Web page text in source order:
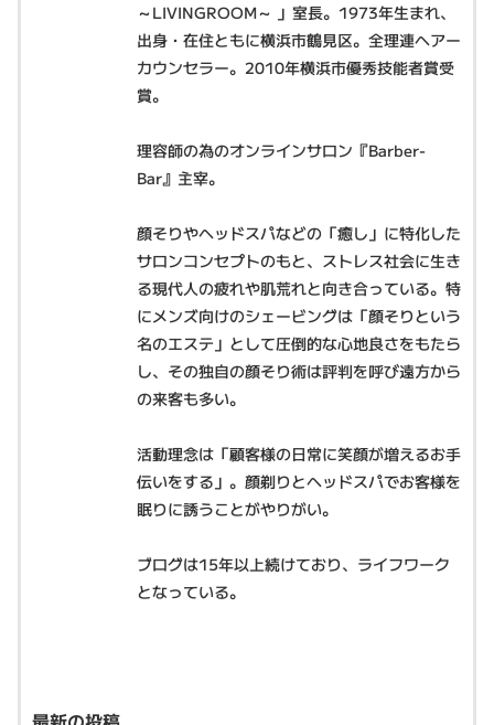
～LIVINGROOM～ 」室長。1973年生まれ、
出身・在住ともに横浜市鶴見区。全理連ヘアー
カウンセラー。2010年横浜市優秀技能者賞受
賞。
理容師の為のオンラインサロン『Barber-
Bar』主宰。
顔そりやヘッドスパなどの「癒し」に特化した
サロンコンセプトのもと、ストレス社会に生き
る現代人の疲れや肌荒れと向き合っている。特
にメンズ向けのシェービングは「顔そりという
名のエステ」として圧倒的な心地良さをもたら
し、その独自の顔そり術は評判を呼び遠方から
の来客も多い。
活動理念は「顧客様の日常に笑顔が増えるお手
伝いをする」。顔剃りとヘッドスパでお客様を
眠りに誘うことがやりがい。
ブログは15年以上続けており、ライフワーク
となっている。